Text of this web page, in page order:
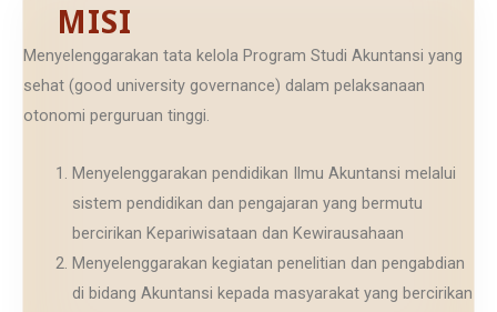
MISI
Menyelenggarakan tata kelola Program Studi Akuntansi yang
sehat (good university governance) dalam pelaksanaan
otonomi perguruan tinggi.
Menyelenggarakan pendidikan Ilmu Akuntansi melalui
sistem pendidikan dan pengajaran yang bermutu
bercirikan Kepariwisataan dan Kewirausahaan
Menyelenggarakan kegiatan penelitian dan pengabdian
di bidang Akuntansi kepada masyarakat yang bercirikan